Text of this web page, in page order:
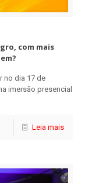
com mais
no dia 17 de
imersão presencial
Leia mais